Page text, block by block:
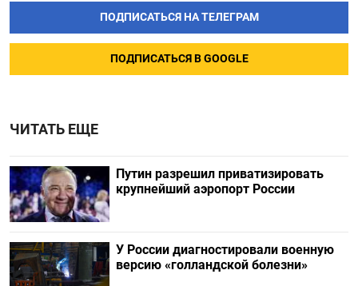
ПОДПИСАТЬСЯ НА ТЕЛЕГРАМ
ПОДПИСАТЬСЯ В GOOGLE
ЧИТАТЬ ЕЩЕ
Путин разрешил приватизировать
крупнейший аэропорт России
У России диагностировали военную
версию «голландской болезни»